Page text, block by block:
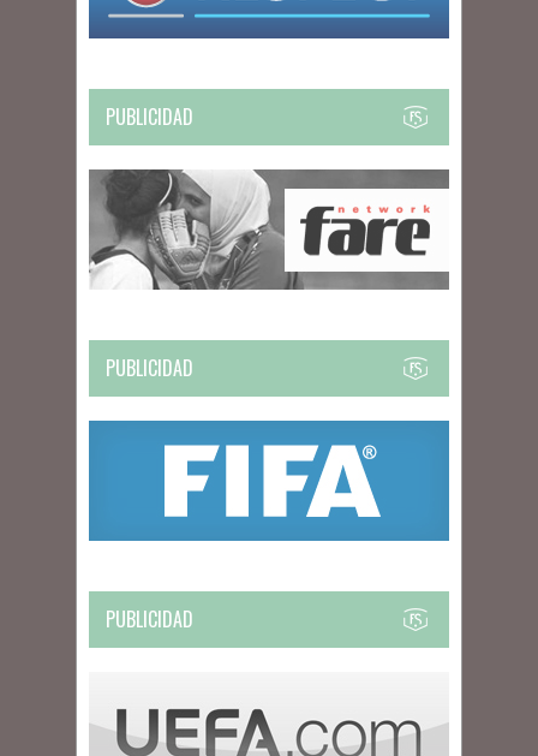
PUBLICIDAD
PUBLICIDAD
PUBLICIDAD